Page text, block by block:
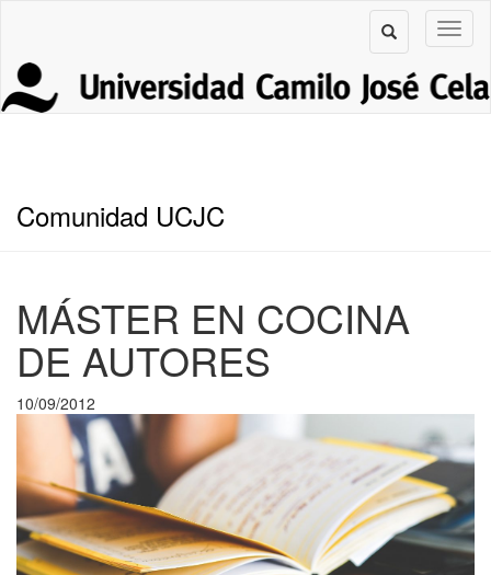
Comunidad UCJC
MÁSTER EN COCINA
DE AUTORES
10/09/2012